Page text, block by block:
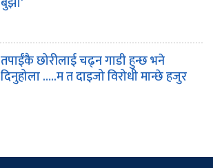
तपाईंकै छोरीलाई चढ्न गाडी हुन्छ भने
दिनुहोला …..म त दाइजो विरोधी मान्छे हजुर